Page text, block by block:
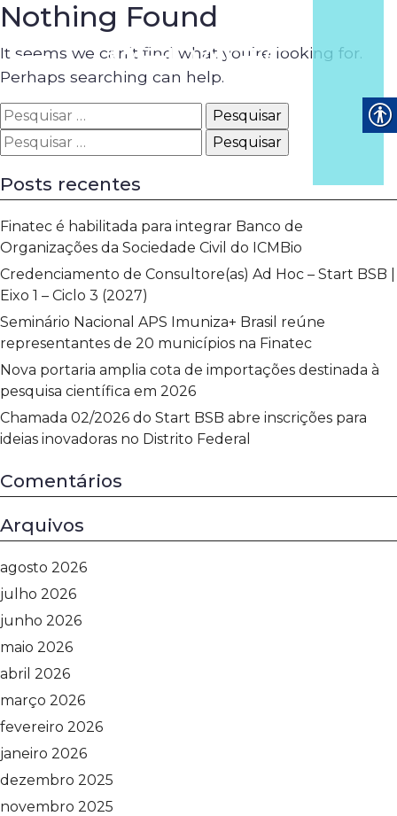
Nothing Found
It seems we can’t find what you’re looking for.
Perhaps searching can help.
Pesquisar
por:
Pesquisar
por:
Posts recentes
Finatec é habilitada para integrar Banco de
Organizações da Sociedade Civil do ICMBio
Credenciamento de Consultore(as) Ad Hoc – Start BSB |
Eixo 1 – Ciclo 3 (2027)
Seminário Nacional APS Imuniza+ Brasil reúne
representantes de 20 municípios na Finatec
Nova portaria amplia cota de importações destinada à
pesquisa científica em 2026
Chamada 02/2026 do Start BSB abre inscrições para
ideias inovadoras no Distrito Federal
Comentários
Arquivos
agosto 2026
julho 2026
junho 2026
maio 2026
abril 2026
março 2026
fevereiro 2026
janeiro 2026
dezembro 2025
novembro 2025